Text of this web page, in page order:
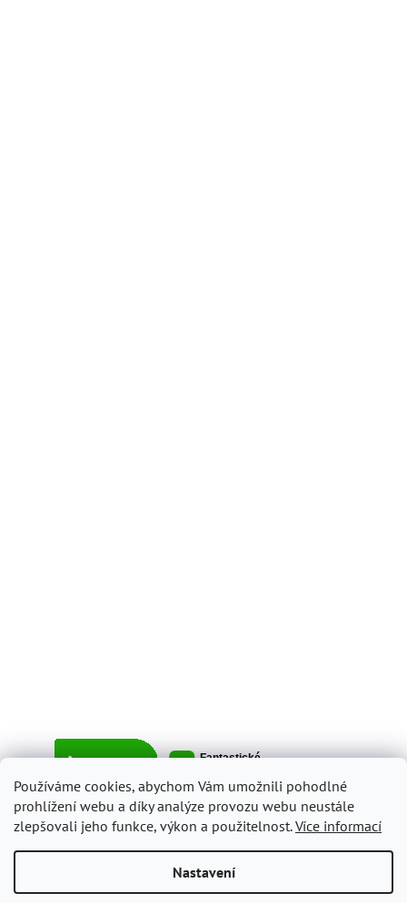
Používáme cookies, abychom Vám umožnili pohodlné
prohlížení webu a díky analýze provozu webu neustále
zlepšovali jeho funkce, výkon a použitelnost.Více informací
Nastavení